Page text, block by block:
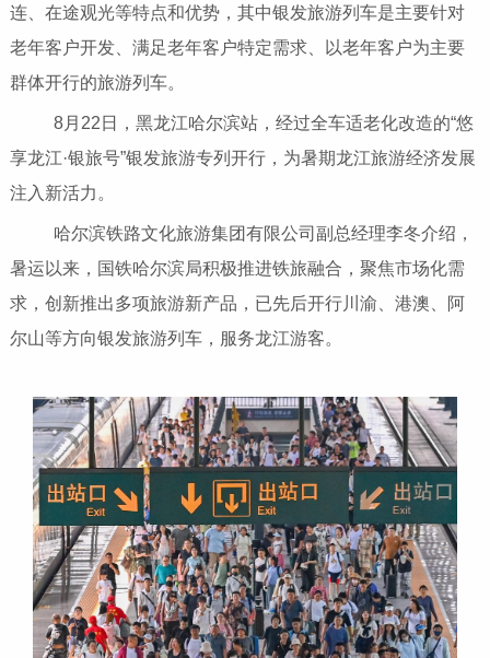
连、在途观光等特点和优势，其中银发旅游列车是主要针对
老年客户开发、满足老年客户特定需求、以老年客户为主要
群体开行的旅游列车。
8月22日，黑龙江哈尔滨站，经过全车适老化改造的“悠
享龙江·银旅号”银发旅游专列开行，为暑期龙江旅游经济发展
注入新活力。
哈尔滨铁路文化旅游集团有限公司副总经理李冬介绍，
暑运以来，国铁哈尔滨局积极推进铁旅融合，聚焦市场化需
求，创新推出多项旅游新产品，已先后开行川渝、港澳、阿
尔山等方向银发旅游列车，服务龙江游客。